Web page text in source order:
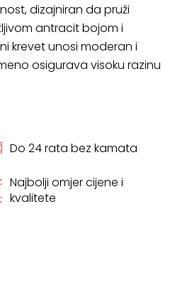
dizajniran da pruži
antracit bojom i
krevet unosi moderan i
osigurava visoku razinu
Do 24 rata bez kamata
Najbolji omjer cijene i
kvalitete